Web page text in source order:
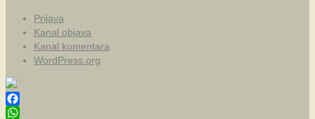
Prijava
Kanal objava
Kanal komentara
WordPress.org
Facebook